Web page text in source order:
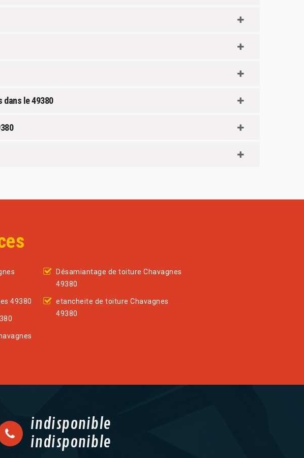
dans le 49380
49380
Désamiantage de toiture Chavagnes
49380
etancheite de toiture Chavagnes
49380
indisponible
indisponible